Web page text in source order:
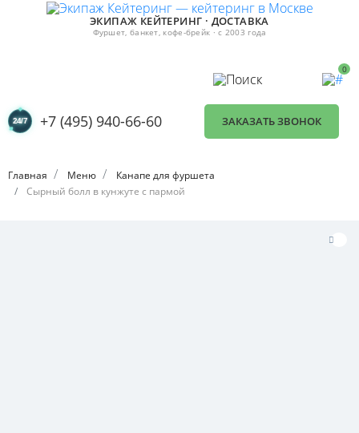
ЭКИПАЖ КЕЙТЕРИНГ · ДОСТАВКА
Фуршет, банкет, кофе-брейк · с 2003 года
0
+7 (495) 940-66-60 ЗАКАЗАТЬ ЗВОНОК
Главная Меню
Канапе для фуршета
Сырный болл в кунжуте с пармой